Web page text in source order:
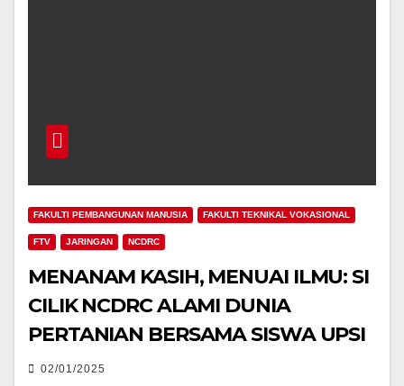
FAKULTI PEMBANGUNAN MANUSIA FAKULTI TEKNIKAL VOKASIONAL
FTV JARINGAN NCDRC
MENANAM KASIH, MENUAI ILMU: SI
CILIK NCDRC ALAMI DUNIA
PERTANIAN BERSAMA SISWA UPSI
02/01/2025